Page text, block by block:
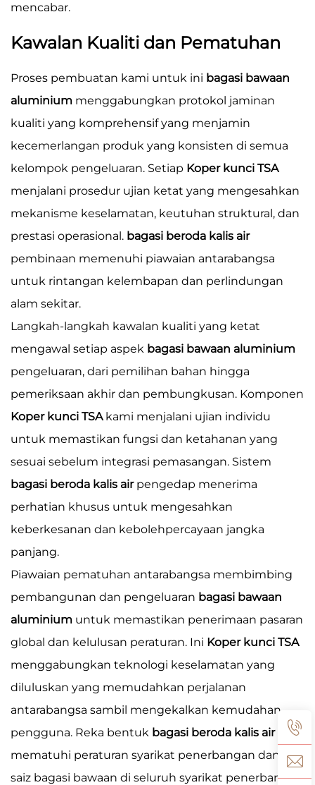
mencabar.
Kawalan Kualiti dan Pematuhan
Proses pembuatan kami untuk ini bagasi bawaan
aluminium menggabungkan protokol jaminan
kualiti yang komprehensif yang menjamin
kecemerlangan produk yang konsisten di semua
kelompok pengeluaran. Setiap Koper kunci TSA
menjalani prosedur ujian ketat yang mengesahkan
mekanisme keselamatan, keutuhan struktural, dan
prestasi operasional. bagasi beroda kalis air
pembinaan memenuhi piawaian antarabangsa
untuk rintangan kelembapan dan perlindungan
alam sekitar.
Langkah-langkah kawalan kualiti yang ketat
mengawal setiap aspek bagasi bawaan aluminium
pengeluaran, dari pemilihan bahan hingga
pemeriksaan akhir dan pembungkusan. Komponen
Koper kunci TSA kami menjalani ujian individu
untuk memastikan fungsi dan ketahanan yang
sesuai sebelum integrasi pemasangan. Sistem
bagasi beroda kalis air pengedap menerima
perhatian khusus untuk mengesahkan
keberkesanan dan kebolehpercayaan jangka
panjang.
Piawaian pematuhan antarabangsa membimbing
pembangunan dan pengeluaran bagasi bawaan
aluminium untuk memastikan penerimaan pasaran
global dan kelulusan peraturan. Ini Koper kunci TSA
menggabungkan teknologi keselamatan yang
diluluskan yang memudahkan perjalanan
antarabangsa sambil mengekalkan kemudahan
pengguna. Reka bentuk bagasi beroda kalis air
mematuhi peraturan syarikat penerbangan dan had
saiz bagasi bawaan di seluruh syarikat penerbangan